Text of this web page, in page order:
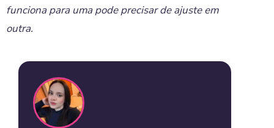
funciona para uma pode precisar de ajuste em
outra.